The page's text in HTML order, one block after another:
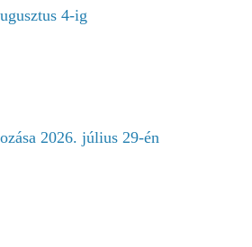
4-ig
2026. július 29-én